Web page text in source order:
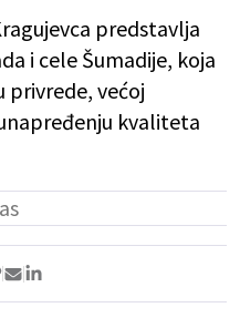
predstavlja
i cele Šumadije, koja
privrede, većoj
kvaliteta